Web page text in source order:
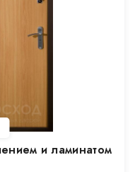
и ламинатом